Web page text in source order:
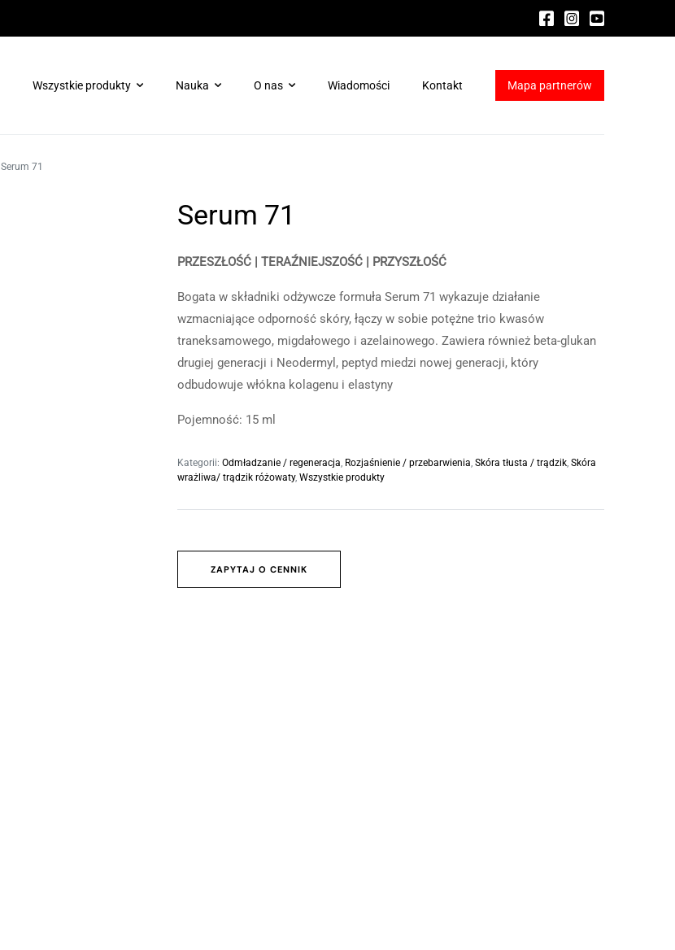
Wszystkie produkty Nauka O nas Wiadomości Kontakt Mapa partnerów
Serum 71
Serum 71
PRZESZŁOŚĆ | TERAŹNIEJSZOŚĆ | PRZYSZŁOŚĆ
Bogata w składniki odżywcze formuła Serum 71 wykazuje działanie
wzmacniające odporność skóry, łączy w sobie potężne trio kwasów
traneksamowego, migdałowego i azelainowego. Zawiera również beta-glukan
drugiej generacji i Neodermyl, peptyd miedzi nowej generacji, który
odbudowuje włókna kolagenu i elastyny
Pojemność: 15 ml
Kategorii: Odmładzanie / regeneracja, Rozjaśnienie / przebarwienia, Skóra tłusta / trądzik, Skóra
wrażliwa/ trądzik różowaty, Wszystkie produkty
ZAPYTAJ O CENNIK